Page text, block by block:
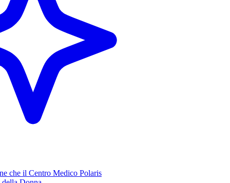
che il Centro Medico Polaris